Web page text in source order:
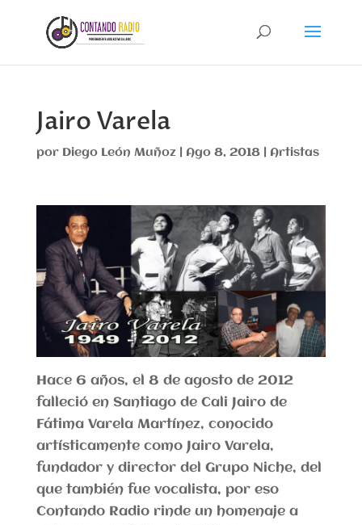
Jairo Varela
por Diego León Muñoz| Ago 8, 2018| Artistas
Hace 6 años, el 8 de agosto de 2012
falleció en Santiago de Cali Jairo de
Fátima Varela Martínez, conocido
artísticamente como Jairo Varela,
fundador y director del Grupo Niche, del
que también fue vocalista, por eso
Contando Radio rinde un homenaje a